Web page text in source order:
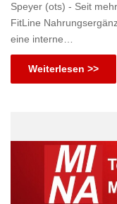
Speyer (ots) - Seit
FitLine
eine interne…
Weiterlesen >>